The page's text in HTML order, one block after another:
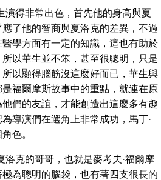
演得非常出色，首先他的身高與夏
了他的智商與夏洛克的差異，不過
學方面有一定的知識，這也有助於
以華生並不笨，甚至很聰明，只是
以顯得腦筋沒這麼好而已，華生與
福爾摩斯故事中的重點，就連在原
們的友誼，才能創造出這麼多有趣
導演們在選角上非常成功，馬丁·
色。
洛克的哥哥，也就是麥考夫·福爾摩
為聰明的腦袋，也有著四支很長的